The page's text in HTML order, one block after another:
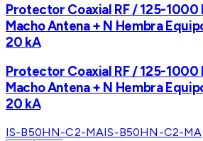
Protector Coaxial RF / 125-1000
Macho Antena + N Hembra
20 kA
Protector Coaxial RF / 125-1000
Macho Antena + N Hembra
20 kA
IS-B50HN-C2-MAIS-B50HN-C2-MA